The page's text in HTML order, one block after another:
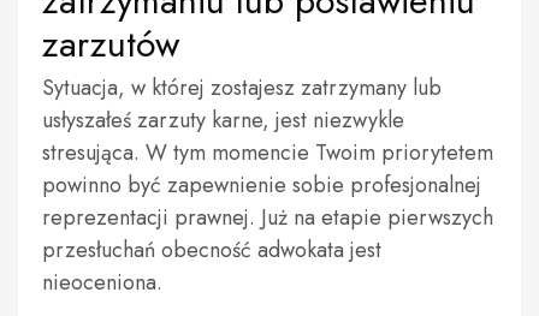
zarzutów
Sytuacja, w której zostajesz zatrzymany lub
usłyszałeś zarzuty karne, jest niezwykle
stresująca. W tym momencie Twoim priorytetem
powinno być zapewnienie sobie profesjonalnej
reprezentacji prawnej. Już na etapie pierwszych
przesłuchań obecność adwokata jest
nieoceniona.